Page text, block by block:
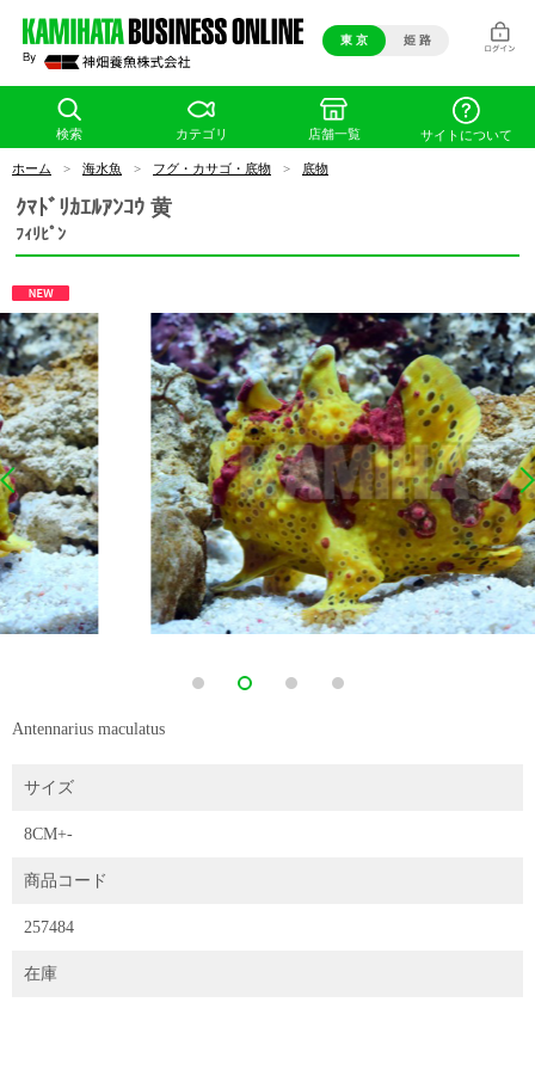
東 京 姫 路
検索 カテゴリ 店舗一覧 サイトについて
ホーム > 海水魚 > フグ・カサゴ・底物 > 底物
ｸﾏﾄﾞﾘｶｴﾙｱﾝｺｳ 黄
ﾌｨﾘﾋﾟﾝ
Antennarius maculatus
サイズ
8CM+-
商品コード
257484
在庫